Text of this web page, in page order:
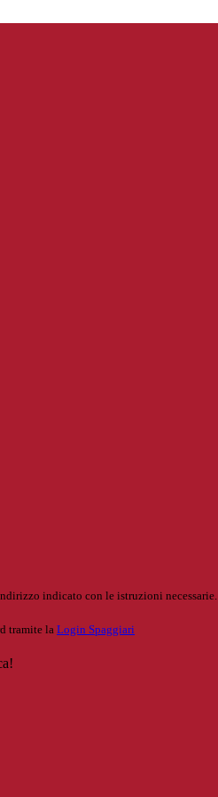
indicato con le istruzioni necessarie.
tramite la Login Spaggiari